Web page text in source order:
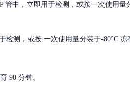
管中，立即用于检测，或按一次使用量
检测，或按 一次使用量分装于-80°C 冻
90 分钟。